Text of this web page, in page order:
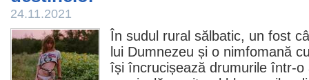
24.11.2021
În sudul rural sălbatic, un fost
lui Dumnezeu și o nimfomană
își încrucișează drumurile într-o